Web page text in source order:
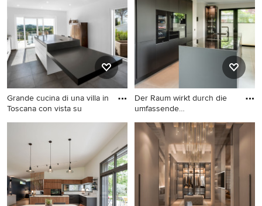
Grande cucina di una villa in
Toscana con vista su
Zweizeilige, Geräumige
Moderne Wohnküche mit
integriertem Waschbecken,
Kassettenfronten, weißen
Schränken, Küchenrückwand
in Grau, Küchengeräten aus
Edelstahl, Keramikboden,
Der Raum wirkt durch die
umfassende
Offene, Zweizeilige,
Geräumige Moderne Küche
mit integriertem
Waschbecken,
flächenbündigen
Schrankfronten, schwarzen
Schränken, Quarzwerkstein-